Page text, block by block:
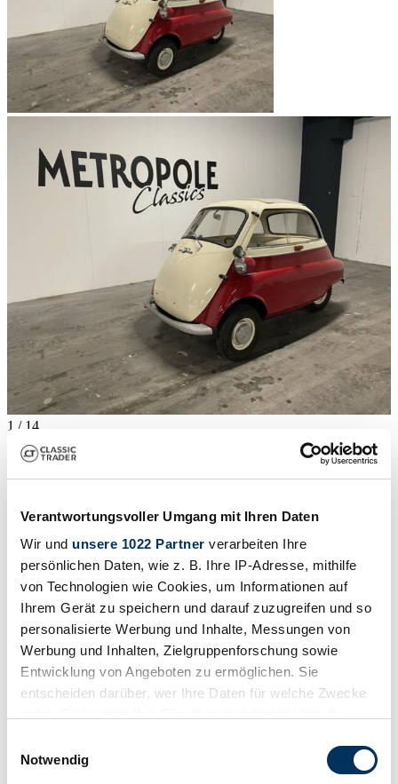
Verantwortungsvoller Umgang mit Ihren Daten
Wir und unsere 1022 Partner verarbeiten Ihre
persönlichen Daten, wie z. B. Ihre IP-Adresse, mithilfe
von Technologien wie Cookies, um Informationen auf
Ihrem Gerät zu speichern und darauf zuzugreifen und so
personalisierte Werbung und Inhalte, Messungen von
Werbung und Inhalten, Zielgruppenforschung sowie
Entwicklung von Angeboten zu ermöglichen. Sie
entscheiden darüber, wer Ihre Daten für welche Zwecke
Trigger Symbol ändern oder widerrufen
Notwendig
1 / 14
1955 | BMW Isetta 250
BMW Isetta 250 M0552
€ 29.500